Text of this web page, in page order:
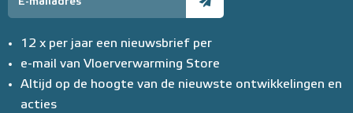
12 x per jaar een nieuwsbrief per
e-mail van Vloerverwarming Store
Altijd op de hoogte van de nieuwste ontwikkelingen en
acties